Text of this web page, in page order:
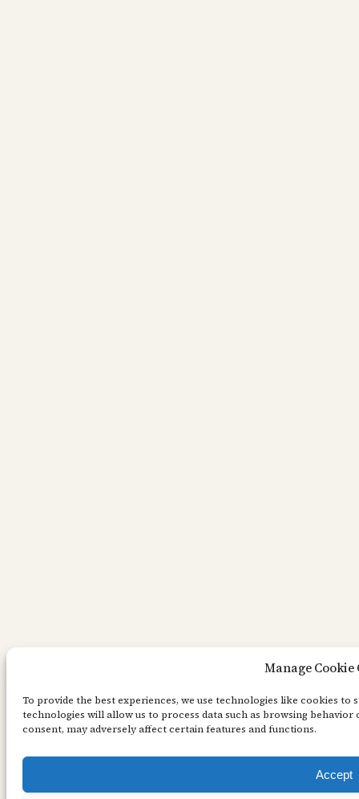
Manage Cookie
To provide the best experiences, we use technologies like cookies
technologies will allow us to process data such as browsing
consent, may adversely affect certain features and functions.
Accept